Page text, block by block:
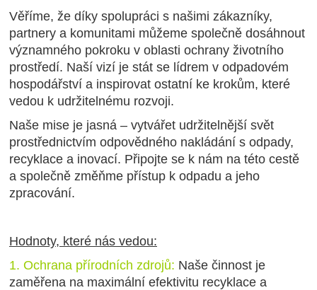
Věříme, že díky spolupráci s našimi zákazníky,
partnery a komunitami můžeme společně dosáhnout
významného pokroku v oblasti ochrany životního
prostředí. Naší vizí je stát se lídrem v odpadovém
hospodářství a inspirovat ostatní ke krokům, které
vedou k udržitelnému rozvoji.
Naše mise je jasná – vytvářet udržitelnější svět
prostřednictvím odpovědného nakládání s odpady,
recyklace a inovací. Připojte se k nám na této cestě
a společně změňme přístup k odpadu a jeho
zpracování.
Hodnoty, které nás vedou:
1. Ochrana přírodních zdrojů: Naše činnost je
zaměřena na maximální efektivitu recyklace a